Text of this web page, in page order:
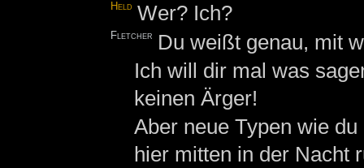
Held Wer? Ich?
Fletcher
Du weißt genau, mit
Ich will dir mal was
keinen Ärger!
Aber neue Typen wie
hier mitten in der Nacht